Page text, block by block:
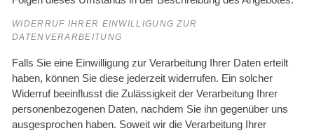
WIDERRUF IHRER EINWILLIGUNG ZUR
DATENVERARBEITUNG
Falls Sie eine Einwilligung zur Verarbeitung Ihrer Daten erteilt
haben, können Sie diese jederzeit widerrufen. Ein solcher
Widerruf beeinflusst die Zulässigkeit der Verarbeitung Ihrer
personenbezogenen Daten, nachdem Sie ihn gegenüber uns
ausgesprochen haben. Soweit wir die Verarbeitung Ihrer